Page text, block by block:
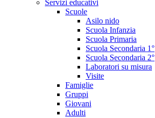
Servizi educativi
Scuole
Asilo nido
Scuola Infanzia
Scuola Primaria
Scuola Secondaria 1°
Scuola Secondaria 2°
Laboratori su misura
Visite
Famiglie
Gruppi
Giovani
Adulti